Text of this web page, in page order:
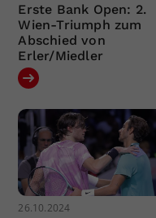
Erste Bank Open: 2.
Wien-Triumph zum
Abschied von
Erler/Miedler
26.10.2024